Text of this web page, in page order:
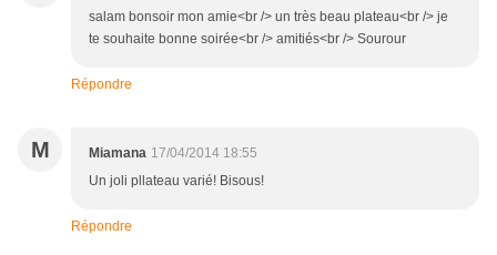
salam bonsoir mon amie<br /> un très beau plateau<br /> je
te souhaite bonne soirée<br /> amitiés<br /> Sourour
Répondre
M Miamana 17/04/2014 18:55
Un joli pllateau varié! Bisous!
Répondre